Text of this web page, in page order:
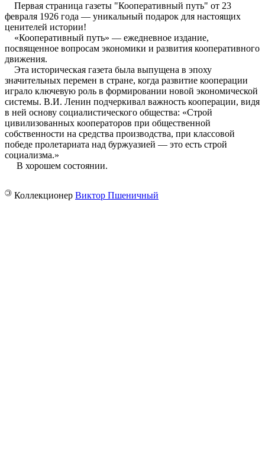
Первая страница газеты "Кооперативный путь" от 23
февраля 1926 года — уникальный подарок для настоящих
ценителей истории!
«Кооперативный путь» — ежедневное издание,
посвященное вопросам экономики и развития кооперативного
движения.
Эта историческая газета была выпущена в эпоху
значительных перемен в стране, когда развитие кооперации
играло ключевую роль в формировании новой экономической
системы. В.И. Ленин подчеркивал важность кооперации, видя
в ней основу социалистического общества: «Строй
цивилизованных кооператоров при общественной
собственности на средства производства, при классовой
победе пролетариата над буржуазией — это есть строй
социализма.»
В хорошем состоянии.
© Коллекционер Виктор Пшеничный